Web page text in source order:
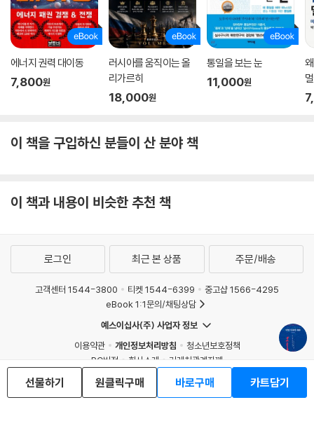
동맹에 대한 무조건적 의존에서 벗어나야 한다. 이제 우리의 지정학적 위
치와 외교적 태도를 근본적으로 재고해야 할 때인 것이다.
동맹은 없고 거래만 남은 세상,
미국 제일주의의 호구가 되지 않으려면?
이르기까지, 거의 모든 지적·물적 토양은 미국이라는 필터를 거쳐 수용되
그러나 팍스 아메리카나의 황혼과 함께 이 일방적 의존도 저물고 있다. 세
향한 점진적이고도 담대한 이행을 준비해야 한다. 미국은 여전히 핵심적인
변수지만, 이제는 우리의 발전을 견인하는 엔진이기보다 때로는 거액의 투
하고 있기 때문이다.
이 거대한 전환기의 길목에서 박노자 교수는 대한민국이 취해야 할 생존과
발전 전략을 구체적으로 제안한다. 우선 안보의 패러다임을 ‘자립’과 ‘지
역’으로 재편해야 한다. 역설적이게도 고립주의를 표방하는 트럼프 행정부
의 등장은 전시작전권 환수를 완수할 수 있는 적기일 수 있다. 미국의 개입
에만 전적으로 의존하는 수동적 자세에서 벗어나 자주국방의 토대를 다지
에너지 권력 대이동
7,800원
러시아를 움직이는 올
리가르히
18,000원
통일을 보는 눈
11,000원
이 책을 구입하신 분들이 산 분야 책
이 책과 내용이 비슷한 추천 책
선물하기 원클릭구매 바로구매 카트담기
로그인 최근 본 상품 주문/배송
고객센터 1544-3800 티켓 1544-6399
중고샵 1566-4295
eBook 1:1문의/채팅상담
예스이십사(주) 사업자 정보
이용약관
개인정보처리방침
청소년보호정책
PC버전
회사소개
거래처관계자께
도서홍보
광고
Copyright © YES24 Corp. All Rights Reserved.